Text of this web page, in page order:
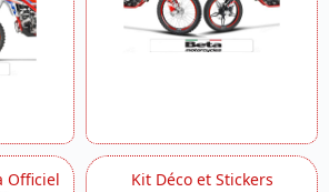
Officiel Kit Déco et Stickers